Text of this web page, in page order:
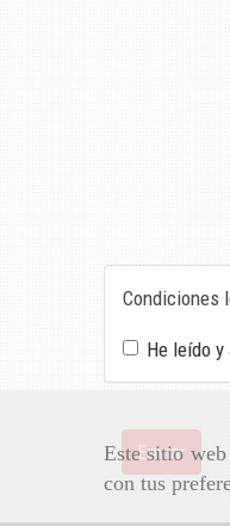
Este sitio
con tus
Condiciones
He leído
Enviar